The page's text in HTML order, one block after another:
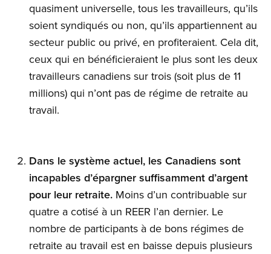
quasiment universelle, tous les travailleurs, qu’ils
soient syndiqués ou non, qu’ils appartiennent au
secteur public ou privé, en profiteraient. Cela dit,
ceux qui en bénéficieraient le plus sont les deux
travailleurs canadiens sur trois (soit plus de 11
millions) qui n’ont pas de régime de retraite au
travail.
Dans le système actuel, les Canadiens sont
incapables d’épargner suffisamment d’argent
pour leur retraite. Moins d’un contribuable sur
quatre a cotisé à un REER l’an dernier. Le
nombre de participants à de bons régimes de
retraite au travail est en baisse depuis plusieurs